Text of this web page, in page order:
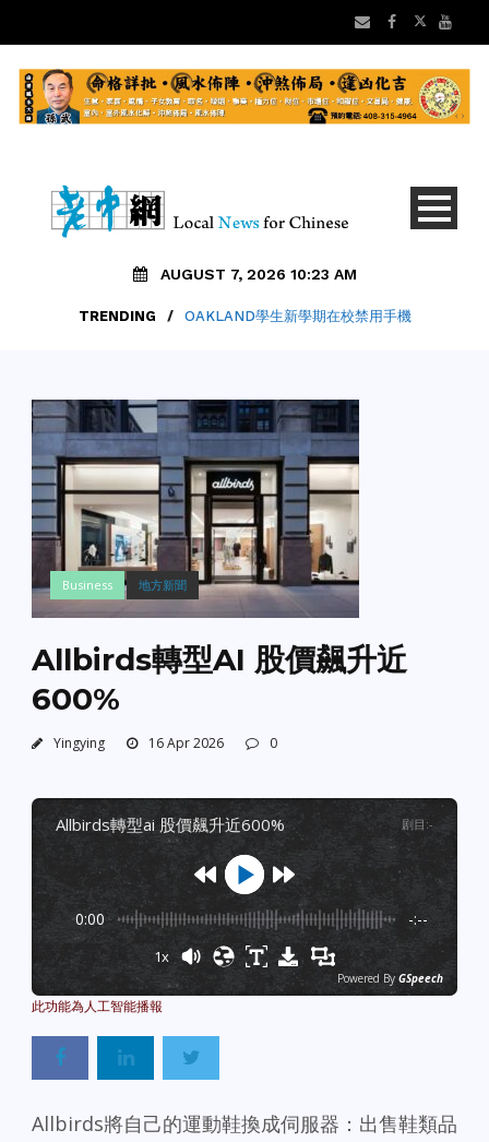
AUGUST 7, 2026 10:23 AM
TRENDING / OAKLAND學生新學期在校禁用手機
Business 地方新聞
Allbirds轉型AI 股價飆升近
600%
Yingying 16 Apr 2026 0
allbirds轉型ai 股價飆升近600% 剧目 :-
0:00 -:--
1x
Powered By GSpeech
Allbirds將自己的運動鞋換成伺服器：出售鞋類品